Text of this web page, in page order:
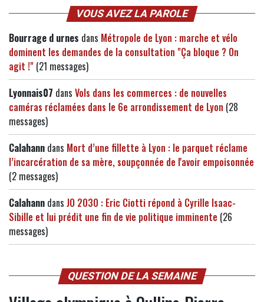
VOUS AVEZ LA PAROLE
Bourrage d urnes dans Métropole de Lyon : marche et vélo
dominent les demandes de la consultation "Ça bloque ? On
agit !" (21 messages)
Lyonnais07 dans Vols dans les commerces : de nouvelles
caméras réclamées dans le 6e arrondissement de Lyon (28
messages)
Calahann dans Mort d’une fillette à Lyon : le parquet réclame
l’incarcération de sa mère, soupçonnée de l'avoir empoisonnée
(2 messages)
Calahann dans JO 2030 : Eric Ciotti répond à Cyrille Isaac-
Sibille et lui prédit une fin de vie politique imminente (26
messages)
QUESTION DE LA SEMAINE